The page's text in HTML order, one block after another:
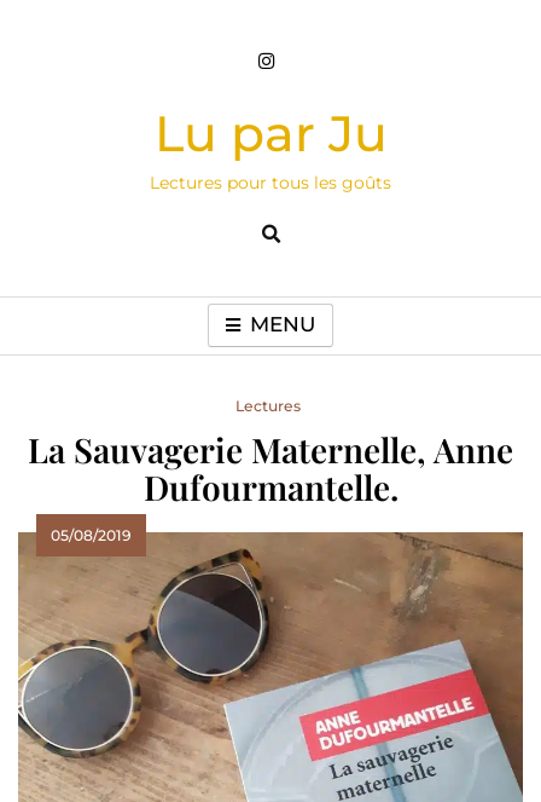
Lu par Ju
Lectures pour tous les goûts
MENU
Lectures
La Sauvagerie Maternelle, Anne
Dufourmantelle.
05/08/2019